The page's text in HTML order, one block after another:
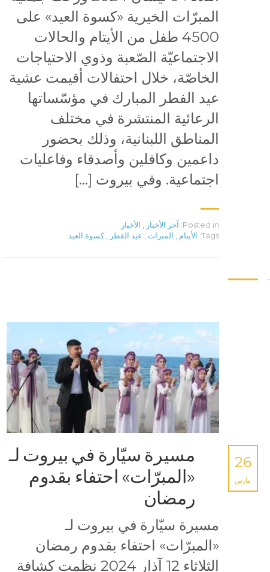
المبرّات الخيرية «كسوة العيد» على
4500 طفل من الأيتام والحالات
الاجتماعيّة الصّعبة وذوي الاحتياجات
الخاصّة، خلال احتفالات أقيمت عشية
عيد الفطر المبارك في مؤسّساتها
الرعائية المنتشرة في مختلف
المناطق اللبنانية، وذلك بحضور
داعمين وكافلين وأصدقاء وفاعليات
اجتماعية. وفي بيروت […]
Posted in: آخر الأخبار
الأخبار
Tags: الأيتام المبرات عيد الفطر كسوة العيد
26
مارس
مسيرة سيّارة في بيروت لـ
«المبرّات» احتفاء بقدوم
رمضان
مسيرة سيّارة في بيروت لـ
«المبرّات» احتفاء بقدوم رمضان
الثلاثاء 12 آذار 2024 نظمت كشافة